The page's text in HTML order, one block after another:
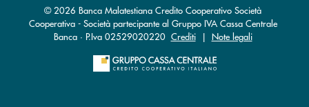
© 2026 Banca Malatestiana Credito Cooperativo Società
Cooperativa - Società partecipante al Gruppo IVA Cassa Centrale
Banca · P.Iva 02529020220 Crediti| Note legali